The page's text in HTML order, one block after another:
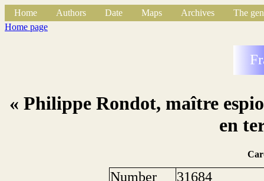
Home Authors Date Maps Archives
The
Home page
« Philippe Rondot, maître
en
Number
31684